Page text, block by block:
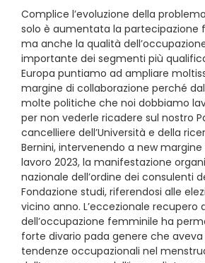
Complice l’evoluzione della
solo è aumentata la partecipazione
ma anche la qualità
importante dei segmenti più
Europa puntiamo ad ampliare
margine di collaborazione perché
molte politiche che noi dobbiamo
per non vederle ricadere sul nostro
cancelliere dell’Università e della
Bernini, intervenendo a new
lavoro 2023, la manifestazione
nazionale dell’ordine dei consulenti
Fondazione studi, riferendosi alle
vicino anno. L’eccezionale recupero
dell’occupazione femminile ha
forte divario pada genere che
tendenze occupazionali nel